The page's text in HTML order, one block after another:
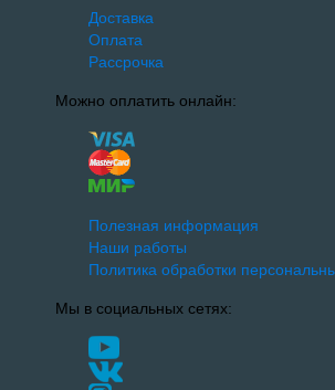
Доставка
Оплата
Рассрочка
Можно оплатить онлайн:
Полезная информация
Наши работы
Политика обработки
Мы в социальных сетях: